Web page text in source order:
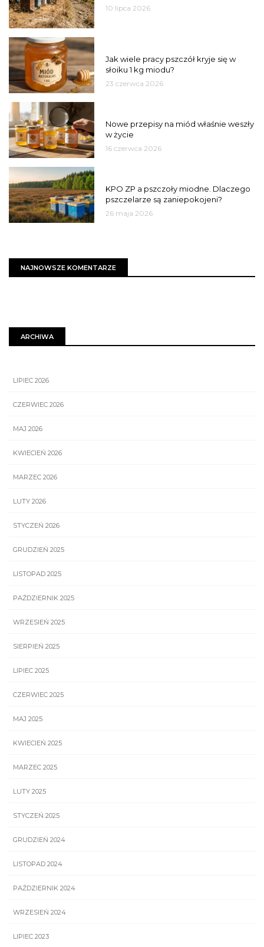
10 lipca 2026
Jak wiele pracy pszczół kryje się w
słoiku 1 kg miodu?
23 czerwca 2026
Nowe przepisy na miód właśnie weszły
w życie
16 czerwca 2026
KPO ZP a pszczoły miodne. Dlaczego
pszczelarze są zaniepokojeni?
26 maja 2026
NAJNOWSZE KOMENTARZE
ARCHIWA
LIPIEC 2026
CZERWIEC 2026
MAJ 2026
KWIECIEŃ 2026
MARZEC 2026
LUTY 2026
STYCZEŃ 2026
GRUDZIEŃ 2025
LISTOPAD 2025
PAŹDZIERNIK 2025
WRZESIEŃ 2025
SIERPIEŃ 2025
LIPIEC 2025
CZERWIEC 2025
MAJ 2025
KWIECIEŃ 2025
MARZEC 2025
LUTY 2025
STYCZEŃ 2025
GRUDZIEŃ 2024
LISTOPAD 2024
PAŹDZIERNIK 2024
WRZESIEŃ 2024
LIPIEC 2023